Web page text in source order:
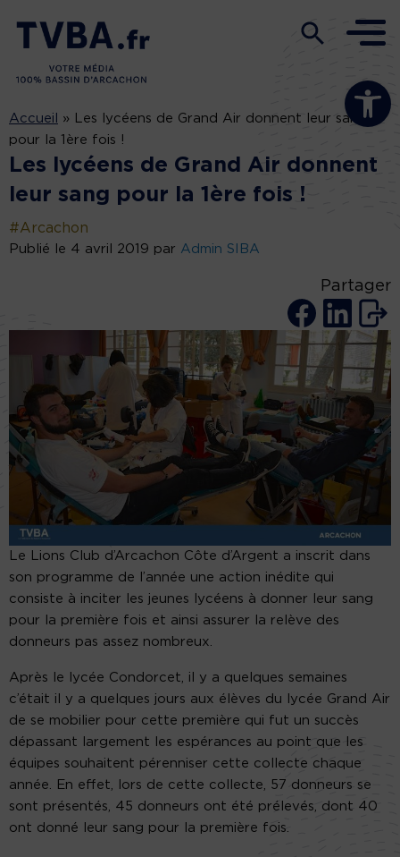
Ouvrir la
Accueil »
Les lycéens de Grand Air donnent leur sang
pour la 1ère fois !
Les lycéens de Grand Air donnent
leur sang pour la 1ère fois !
#Arcachon
Publié le 4 avril 2019 par Admin SIBA
Partager
Le Lions Club d’Arcachon Côte d’Argent a inscrit dans
son programme de l’année une action inédite qui
consiste à inciter les jeunes lycéens à donner leur sang
pour la première fois et ainsi assurer la relève des
donneurs pas assez nombreux.
Après le lycée Condorcet, il y a quelques semaines
c’était il y a quelques jours aux élèves du lycée Grand Air
de se mobilier pour cette première qui fut un succès
dépassant largement les espérances au point que les
équipes souhaitent pérenniser cette collecte chaque
année. En effet, lors de cette collecte, 57 donneurs se
sont présentés, 45 donneurs ont été prélevés, dont 40
ont donné leur sang pour la première fois.